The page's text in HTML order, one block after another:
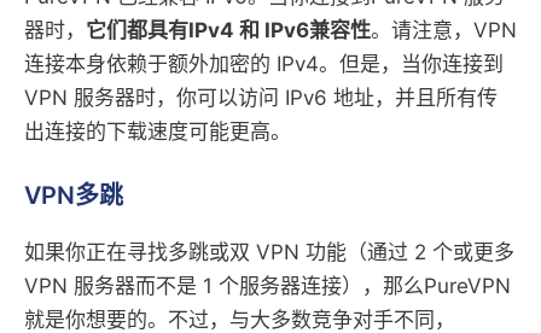
器时， 它们都具有IPv4 和 IPv6兼容性。请注意，VPN
连接本身依赖于额外加密的 IPv4。但是，当你连接到
VPN 服务器时，你可以访问 IPv6 地址，并且所有传
出连接的下载速度可能更高。
VPN多跳
如果你正在寻找多跳或双 VPN 功能（通过 2 个或更多
VPN 服务器而不是 1 个服务器连接），那么PureVPN
就是你想要的。不过，与大多数竞争对手不同，